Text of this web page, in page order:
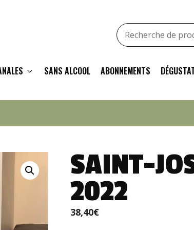
SANS ALCOOL ABONNEMENTS
Recherche
pour
SAINT-
2022
38,40€